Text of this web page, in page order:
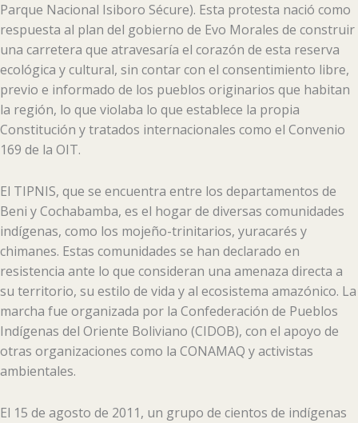
Parque Nacional Isiboro Sécure). Esta protesta nació como
respuesta al plan del gobierno de Evo Morales de construir
una carretera que atravesaría el corazón de esta reserva
ecológica y cultural, sin contar con el consentimiento libre,
previo e informado de los pueblos originarios que habitan
la región, lo que violaba lo que establece la propia
Constitución y tratados internacionales como el Convenio
169 de la OIT.
El TIPNIS, que se encuentra entre los departamentos de
Beni y Cochabamba, es el hogar de diversas comunidades
indígenas, como los mojeño-trinitarios, yuracarés y
chimanes. Estas comunidades se han declarado en
resistencia ante lo que consideran una amenaza directa a
su territorio, su estilo de vida y al ecosistema amazónico. La
marcha fue organizada por la Confederación de Pueblos
Indígenas del Oriente Boliviano (CIDOB), con el apoyo de
otras organizaciones como la CONAMAQ y activistas
ambientales.
El 15 de agosto de 2011, un grupo de cientos de indígenas